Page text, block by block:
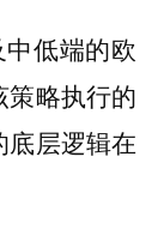
低端的欧
策略执行的
层逻辑在